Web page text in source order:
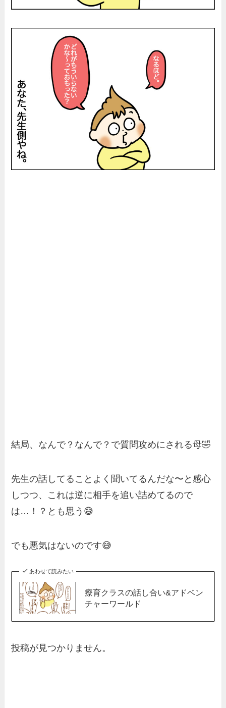
結局、なんで？なんで？で質問攻めにされる母🤣
先生の話してることよく聞いてるんだな〜と感心
しつつ、これは逆に相手を追い詰めてるので
は…！？とも思う😅
でも悪気はないのです😅
あわせて読みたい
療育クラスの話し合い&アドベン
チャーワールド
投稿が見つかりません。